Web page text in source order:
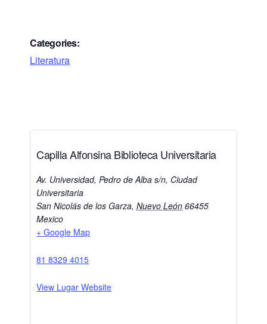
Categories:
Literatura
Capilla Alfonsina Biblioteca Universitaria
Av. Universidad, Pedro de Alba s/n, Ciudad
Universitaria
San Nicolás de los Garza, Nuevo León 66455
Mexico
+ Google Map
81 8329 4015
View Lugar Website